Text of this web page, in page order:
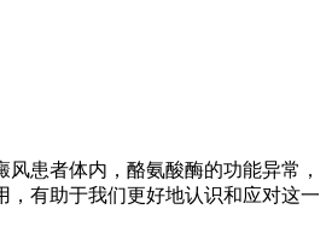
患者体内，酪氨酸酶的功能异常，
，有助于我们更好地认识和应对这一